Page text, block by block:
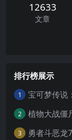
12633
文章
排行榜展示
1 宝可梦传说
2
3